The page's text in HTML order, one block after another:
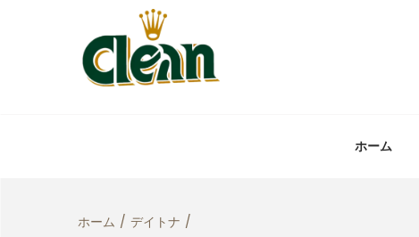
ホーム
ホーム / デイトナ /